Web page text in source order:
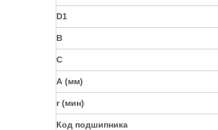
D1
B
C
А (мм)
r (мин)
Код подшипника